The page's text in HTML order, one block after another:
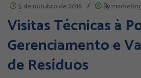
5 de outubro de 2016 / By
Visitas Técnicas à
Gerenciamento e
de Resíduos